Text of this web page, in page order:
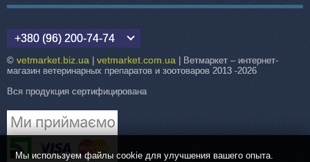
+380 (96) 200-74-74
© vetmarket.biz.ua vetmarket.com.ua | Ветмаркет – интернет-
магазин ветеринарных препаратов и зоотоваров 2013 -2026
Вся продукция сертифицирована
Мы используем файлы cookie для улучшения вашего опыта.